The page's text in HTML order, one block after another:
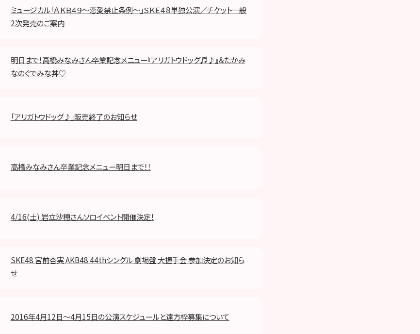
ミュージカル「ＡＫＢ４９～恋愛禁止条例～」ＳＫＥ４８単独公演／チケット一般
2次発売のご案内
明日まで！高橋みなみさん卒業記念メニュー『アリガトウドッグ♬♪』＆たかみ
なのぐでみな丼♡
「アリガトウドッグ♪」販売終了のお知らせ
高橋みなみさん卒業記念メニュー明日まで！！
4/16(土) 岩立沙穂さんソロイベント開催決定！
SKE48 宮前杏実 AKB48 44thシングル 劇場盤 大握手会 参加決定のお知ら
せ
2016年4月12日～4月15日の公演スケジュールと遠方枠募集について